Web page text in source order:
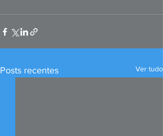
Posts recentes Ver tudo